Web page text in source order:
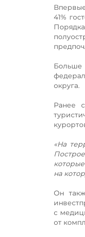
41%
Больше
округа.
Ранее
«На
на
Он
с
от